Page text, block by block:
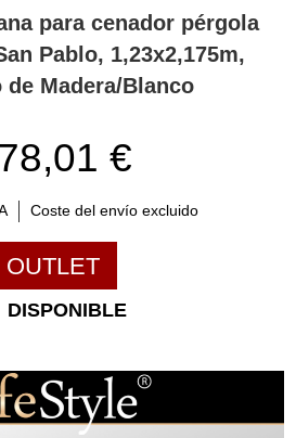
para cenador pérgola
Pablo, 1,23x2,175m,
de Madera/Blanco
€
Coste del envío excluido
OUTLET
DISPONIBLE